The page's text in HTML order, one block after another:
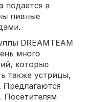
подается в
пивные
DREAMTEAM
много
которые
также устрицы,
Предлагаются
Посетителям